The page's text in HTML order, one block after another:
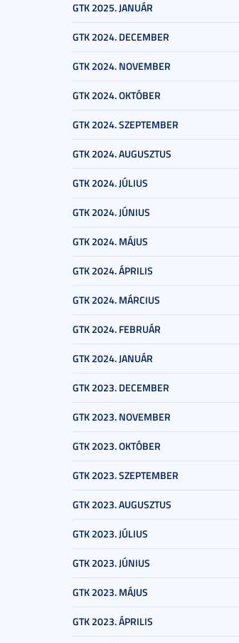
GTK 2025. JANUÁR
GTK 2024. DECEMBER
GTK 2024. NOVEMBER
GTK 2024. OKTÓBER
GTK 2024. SZEPTEMBER
GTK 2024. AUGUSZTUS
GTK 2024. JÚLIUS
GTK 2024. JÚNIUS
GTK 2024. MÁJUS
GTK 2024. ÁPRILIS
GTK 2024. MÁRCIUS
GTK 2024. FEBRUÁR
GTK 2024. JANUÁR
GTK 2023. DECEMBER
GTK 2023. NOVEMBER
GTK 2023. OKTÓBER
GTK 2023. SZEPTEMBER
GTK 2023. AUGUSZTUS
GTK 2023. JÚLIUS
GTK 2023. JÚNIUS
GTK 2023. MÁJUS
GTK 2023. ÁPRILIS